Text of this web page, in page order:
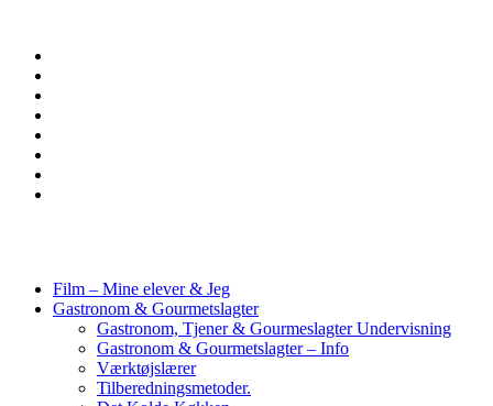
Film – Mine elever & Jeg
Gastronom & Gourmetslagter
Gastronom, Tjener & Gourmeslagter Undervisning
Gastronom & Gourmetslagter – Info
Værktøjslærer
Tilberedningsmetoder.